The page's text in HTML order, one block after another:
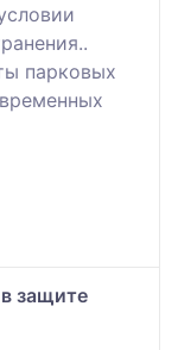
парковых
защите